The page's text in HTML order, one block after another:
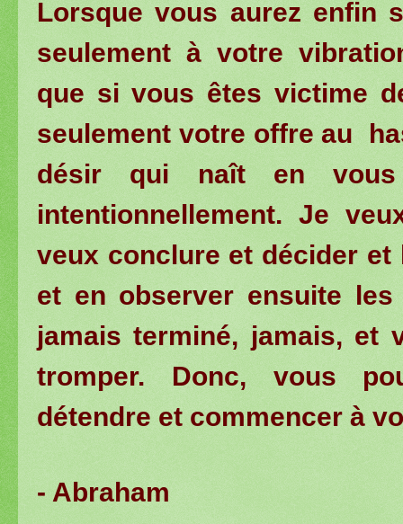
Lorsque vous aurez enfin
seulement à votre
que si vous êtes victime
seulement votre offre au
désir qui naît en
intentionnellement. Je
veux conclure et décider et
et en observer ensuite
jamais terminé, jamais, et
tromper. Donc, vous
détendre et commencer à
- Abraham